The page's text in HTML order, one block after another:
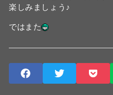
楽しみましょう♪
ではまた